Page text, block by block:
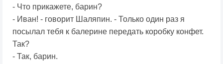
- Что прикажете, барин?
- Иван! - говорит Шаляпин. - Только один раз я
посылал тебя к балерине передать коробку конфет.
Так?
- Так, барин.